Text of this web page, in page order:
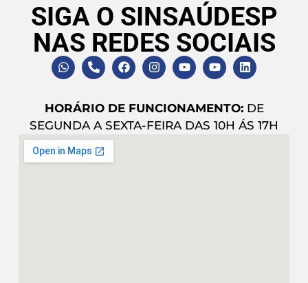
SIGA O SINSAÚDESP
NAS REDES SOCIAIS
HORÁRIO DE FUNCIONAMENTO:DE
SEGUNDA A SEXTA-FEIRA DAS 10H ÁS 17H